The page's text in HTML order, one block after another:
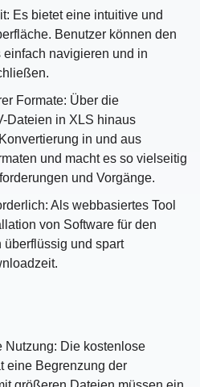
Es bietet eine intuitive und
Benutzer können den
navigieren und in
Formate: Über die
Dateien in XLS hinaus
in und aus
und macht es so vielseitig
und Vorgänge.
Als webbasiertes Tool
von Software für den
und spart
Nutzung: Die kostenlose
eine Begrenzung der